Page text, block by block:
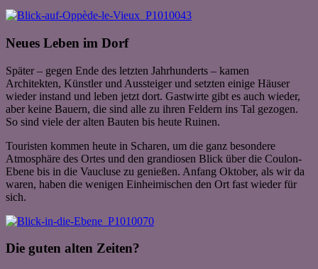
Neues Leben im Dorf
Später – gegen Ende des letzten Jahrhunderts – kamen
Architekten, Künstler und Aussteiger und setzten einige Häuser
wieder instand und leben jetzt dort. Gastwirte gibt es auch wieder,
aber keine Bauern, die sind alle zu ihren Feldern ins Tal gezogen.
So sind viele der alten Bauten bis heute Ruinen.
Touristen kommen heute in Scharen, um die ganz besondere
Atmosphäre des Ortes und den grandiosen Blick über die Coulon-
Ebene bis in die Vaucluse zu genießen. Anfang Oktober, als wir da
waren, haben die wenigen Einheimischen den Ort fast wieder für
sich.
Die guten alten Zeiten?